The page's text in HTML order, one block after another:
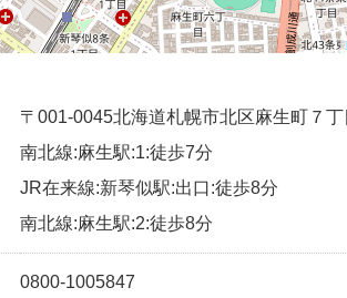
〒001-0045北海道札幌市北区麻生町７丁
南北線:麻生駅:1:徒歩7分
JR在来線:新琴似駅:出口:徒歩8分
南北線:麻生駅:2:徒歩8分
0800-1005847